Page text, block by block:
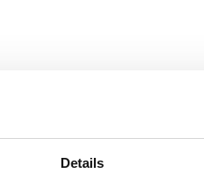
Details
Kids Stars"